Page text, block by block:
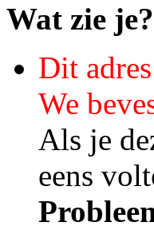
Wat zie je?
Dit
We
Als je
eens